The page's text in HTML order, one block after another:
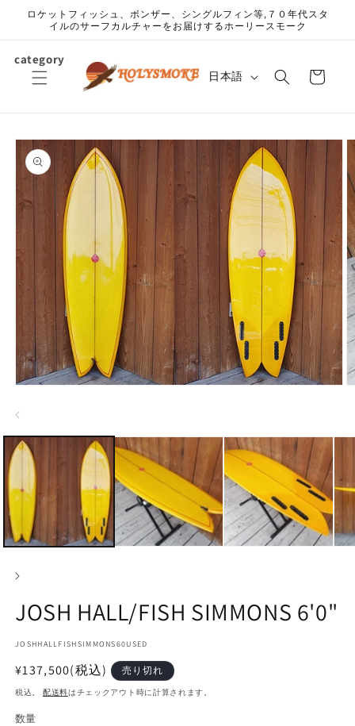
ンツに
ロケットフィッシュ、ボンザー、シングルフィン等,７０年代スタ
イルのサーフカルチャーをお届けするホーリースモーク
category
言日本語
ー
商品情
報にス
キップ
ダ
ル
で
ィ
を
開
JOSH HALL/FISH SIMMONS 6'0"
SKU:
JOSHHALLFISHSIMMONS60USED
通
常
¥137,500(税込) 売り切れ
税込。 配送料はチェックアウト時に計算されます。
数量